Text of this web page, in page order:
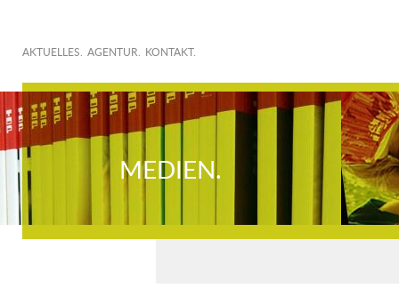
AKTUELLES. AGENTUR. KONTAKT.
MEDIEN.